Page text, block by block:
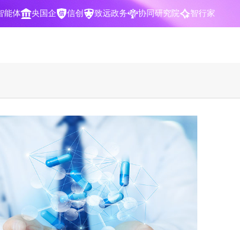
能体 央国企 信创 致远政务 协同研究院 智行家
数据智能引擎
智能问数，精准权限管控
CoMi 智能门户
Agent驱动，千人千面，高效办公
项目营销一体化
数字化全连接，驱动营销智能决策
数字化办公
让数字资产为企业运营管理决策提供
依据
中小企业解决方案